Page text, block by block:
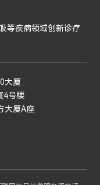
等疾病领域创新诊疗
大厦
4号楼
大厦A座